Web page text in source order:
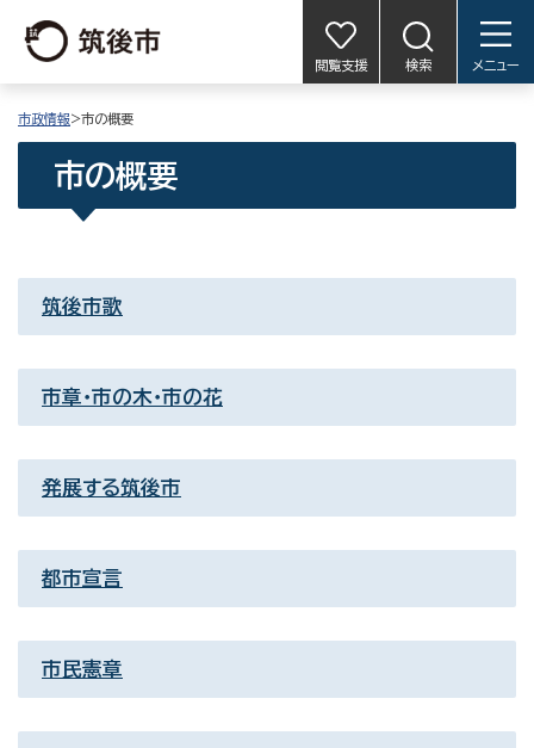
閲覧支援 検索 メニュー
市政情報>市の概要
市の概要
筑後市歌
市章・市の木・市の花
発展する筑後市
都市宣言
市民憲章